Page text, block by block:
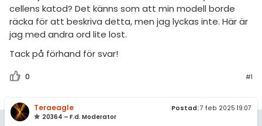
cellens katod? Det känns som att min modell borde
räcka för att beskriva detta, men jag lyckas inte. Här är
jag med andra ord lite lost.
Tack på förhand för svar!
0 #1
Teraeagle
20364 – F.d. Moderator
Postad:7 feb 2025 19:07